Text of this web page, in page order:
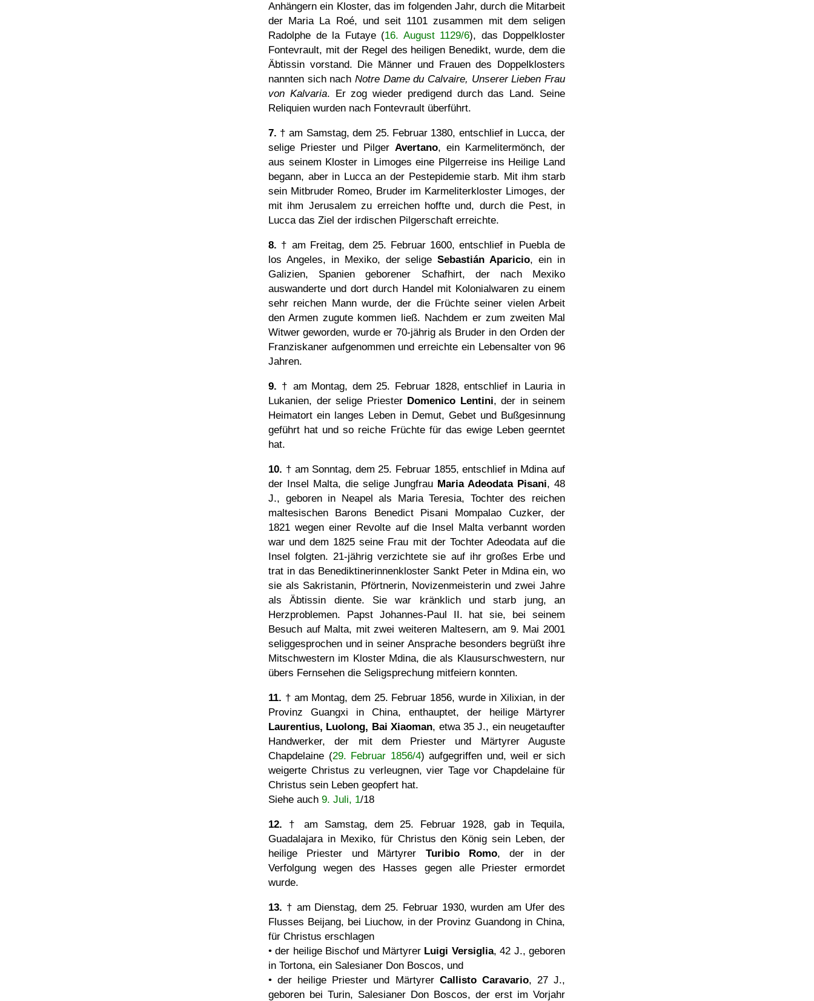
Anhängern ein Kloster, das im folgenden Jahr, durch die Mitarbeit
der Maria La Roé, und seit 1101 zusammen mit dem seligen
Radolphe de la Futaye (16. August 1129/6), das Doppelkloster
Fontevrault, mit der Regel des heiligen Benedikt, wurde, dem die
Äbtissin vorstand. Die Männer und Frauen des Doppelklosters
nannten sich nach Notre Dame du Calvaire, Unserer Lieben Frau
von Kalvaria. Er zog wieder predigend durch das Land. Seine
Reliquien wurden nach Fontevrault überführt.
7. † am Samstag, dem 25. Februar 1380, entschlief in Lucca, der
selige Priester und Pilger Avertano, ein Karmelitermönch, der
aus seinem Kloster in Limoges eine Pilgerreise ins Heilige Land
begann, aber in Lucca an der Pestepidemie starb. Mit ihm starb
sein Mitbruder Romeo, Bruder im Karmeliterkloster Limoges, der
mit ihm Jerusalem zu erreichen hoffte und, durch die Pest, in
Lucca das Ziel der irdischen Pilgerschaft erreichte.
8. † am Freitag, dem 25. Februar 1600, entschlief in Puebla de
los Angeles, in Mexiko, der seligeSebastián Aparicio, ein in
Galizien, Spanien geborener Schafhirt, der nach Mexiko
auswanderte und dort durch Handel mit Kolonialwaren zu einem
sehr reichen Mann wurde, der die Früchte seiner vielen Arbeit
den Armen zugute kommen ließ. Nachdem er zum zweiten Mal
Witwer geworden, wurde er 70-jährig als Bruder in den Orden der
Franziskaner aufgenommen und erreichte ein Lebensalter von 96
Jahren.
9. † am Montag, dem 25. Februar 1828, entschlief in Lauria in
Lukanien, der selige Priester Domenico Lentini, der in seinem
Heimatort ein langes Leben in Demut, Gebet und Bußgesinnung
geführt hat und so reiche Früchte für das ewige Leben geerntet
hat.
10. † am Sonntag, dem 25. Februar 1855, entschlief in Mdina auf
der Insel Malta, die selige Jungfrau Maria Adeodata Pisani, 48
J., geboren in Neapel als Maria Teresia, Tochter des reichen
maltesischen Barons Benedict Pisani Mompalao Cuzker, der
1821 wegen einer Revolte auf die Insel Malta verbannt worden
war und dem 1825 seine Frau mit der Tochter Adeodata auf die
Insel folgten. 21-jährig verzichtete sie auf ihr großes Erbe und
trat in das Benediktinerinnenkloster Sankt Peter in Mdina ein, wo
sie als Sakristanin, Pförtnerin, Novizenmeisterin und zwei Jahre
als Äbtissin diente. Sie war kränklich und starb jung, an
Herzproblemen. Papst Johannes-Paul II. hat sie, bei seinem
Besuch auf Malta, mit zwei weiteren Maltesern, am 9. Mai 2001
seliggesprochen und in seiner Ansprache besonders begrüßt ihre
Mitschwestern im Kloster Mdina, die als Klausurschwestern, nur
übers Fernsehen die Seligsprechung mitfeiern konnten.
11. † am Montag, dem 25. Februar 1856, wurde in Xilixian, in der
Provinz Guangxi in China, enthauptet, der heilige Märtyrer
Laurentius, Luolong, Bai Xiaoman, etwa 35 J., ein neugetaufter
Handwerker, der mit dem Priester und Märtyrer Auguste
Chapdelaine (29. Februar 1856/4) aufgegriffen und, weil er sich
weigerte Christus zu verleugnen, vier Tage vor Chapdelaine für
Christus sein Leben geopfert hat.
Siehe auch 9. Juli, 1/18
12. † am Samstag, dem 25. Februar 1928, gab in Tequila,
Guadalajara in Mexiko, für Christus den König sein Leben, der
heilige Priester und Märtyrer Turibio Romo, der in der
Verfolgung wegen des Hasses gegen alle Priester ermordet
wurde.
13. † am Dienstag, dem 25. Februar 1930, wurden am Ufer des
Flusses Beijang, bei Liuchow, in der Provinz Guandong in China,
für Christus erschlagen
• der heilige Bischof und Märtyrer Luigi Versiglia, 42 J., geboren
in Tortona, ein Salesianer Don Boscos, und
• der heilige Priester und Märtyrer Callisto Caravario, 27 J.,
geboren bei Turin, Salesianer Don Boscos, der erst im Vorjahr